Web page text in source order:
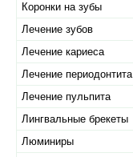
Коронки на зубы
Лечение зубов
Лечение кариеса
Лечение периодонтита
Лечение пульпита
Лингвальные брекеты
Люминиры